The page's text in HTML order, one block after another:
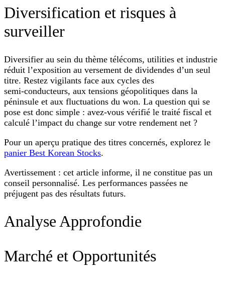
Diversification et risques à
surveiller
Diversifier au sein du thème télécoms, utilities et industrie
réduit l’exposition au versement de dividendes d’un seul
titre. Restez vigilants face aux cycles des
semi‑conducteurs, aux tensions géopolitiques dans la
péninsule et aux fluctuations du won. La question qui se
pose est donc simple : avez‑vous vérifié le traité fiscal et
calculé l’impact du change sur votre rendement net ?
Pour un aperçu pratique des titres concernés, explorez le
panier Best Korean Stocks.
Avertissement : cet article informe, il ne constitue pas un
conseil personnalisé. Les performances passées ne
préjugent pas des résultats futurs.
Analyse Approfondie
Marché et Opportunités